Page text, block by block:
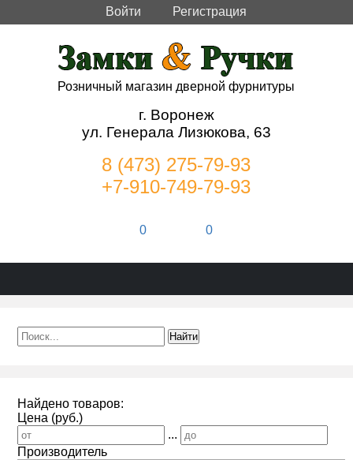
Войти Регистрация
Розничный магазин дверной фурнитуры
г. Воронеж
ул. Генерала Лизюкова, 63
8 (473) 275-79-93
+7-910-749-79-93
0 0
Найдено товаров:
Цена (руб.)
...
Производитель